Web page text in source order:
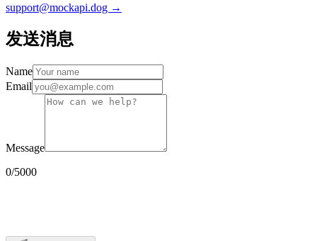
support@mockapi.dog →
发送消息
Name
Email
Message
0/5000